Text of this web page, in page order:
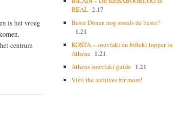
is het vroeg
centrum
REAL 2.17
Beste Döner, nog steeds de beste?
1.21
KOSTA – souvlaki en bifteki topper in
Athene 1.21
Athens souvlaki guide 1.21
Visit the archives for more!